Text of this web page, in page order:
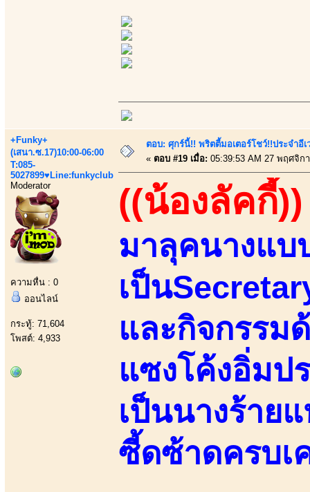
+Funky+
(เสนา.ซ.17)10:00-06:00
T:085-
5027899♥Line:funkyclub
Moderator
ความหื่น : 0
ออนไลน์
กระทู้: 71,604
โพสต์: 4,933
ตอบ: ศุกร์นี้!! พริตตี้มอเตอร์โชว์!!ประจำอี
« ตอบ #19 เมื่อ: 05:39:53 AM 27 พฤศจิก
((น้องลัคกี้))
มาลุคนางแบ
เป็น
และกิจกรรม
แซงโค้งอิ่มป
เป็นนางร้าย
ซี้ดซ้าดครบเ